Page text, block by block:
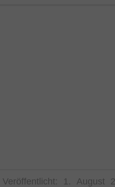
Veröffentlicht: 1. August